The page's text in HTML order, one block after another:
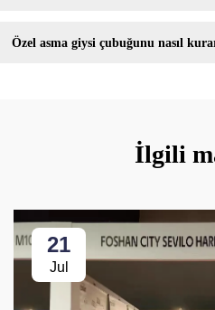
Özel asma giysi çubuğunu nasıl
İlgili
21
Jul